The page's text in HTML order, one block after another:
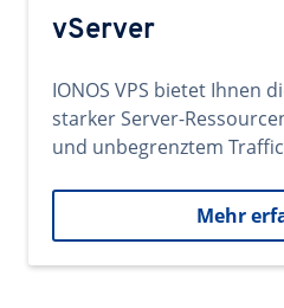
vServer
IONOS VPS bietet Ihnen
starker Server-
und unbegrenztem
Mehr